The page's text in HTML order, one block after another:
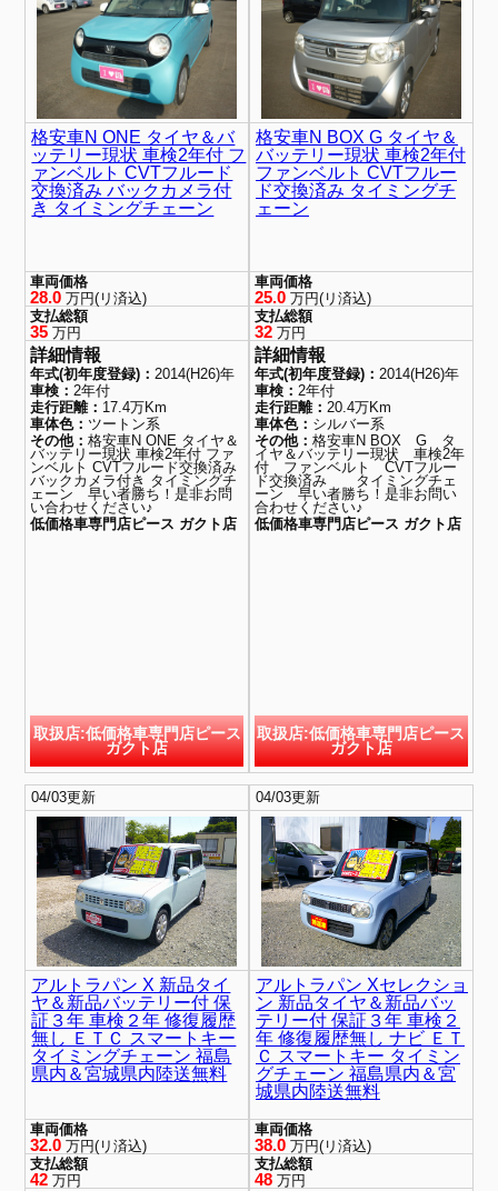
格安車N ONE タイヤ＆バ
ッテリー現状 車検2年付 フ
ァンベルト CVTフルード
交換済み バックカメラ付
き タイミングチェーン
車両価格
28.0 万円(リ済込)
支払総額
35 万円
詳細情報
年式(初年度登録)：2014(H26)年
車検：2年付
走行距離： 17.4万Km
車体色： ツートン系
その他：格安車N ONE タイヤ＆
バッテリー現状 車検2年付 ファ
ンベルト CVTフルード交換済み
バックカメラ付き タイミングチ
ェーン 早い者勝ち！是非お問
い合わせください♪
低価格車専門店ピース ガクト店
取扱店:低価格車専門店ピース
ガクト店
格安車N BOX G タイヤ＆
バッテリー現状 車検2年付
ファンベルト CVTフルー
ド交換済み タイミングチ
ェーン
車両価格
25.0万円(リ済込)
支払総額
32万円
詳細情報
年式(初年度登録)： 2014(H26)年
車検： 2年付
走行距離： 20.4万Km
車体色： シルバー系
その他： 格安車N BOX G タ
イヤ＆バッテリー現状 車検2年
付 ファンベルト CVTフルー
ド交換済み タイミングチェ
ーン 早い者勝ち！是非お問い
合わせください♪
低価格車専門店ピース ガクト店
取扱店:低価格車専門店ピース
ガクト店
04/03更新
アルトラパン X 新品タイ
ヤ＆新品バッテリー付 保
証３年 車検２年 修復履歴
無し ＥＴＣ スマートキー
タイミングチェーン 福島
県内＆宮城県内陸送無料
車両価格
32.0 万円(リ済込)
支払総額
42 万円
04/03更新
アルトラパン Xセレクショ
ン 新品タイヤ＆新品バッ
テリー付 保証３年 車検２
年 修復履歴無し ナビ ＥＴ
Ｃ スマートキー タイミン
グチェーン 福島県内＆宮
城県内陸送無料
車両価格
38.0万円(リ済込)
支払総額
48万円